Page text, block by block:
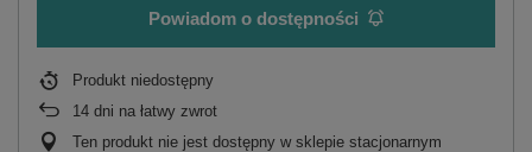
Powiadom o dostępności
Produkt niedostępny
14 dni na łatwy zwrot
Ten produkt nie jest dostępny w sklepie stacjonarnym